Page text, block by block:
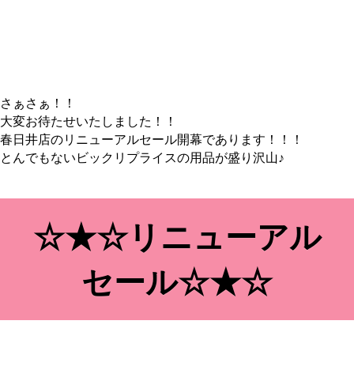
さぁさぁ！！
大変お待たせいたしました！！
春日井店のリニューアルセール開幕であります！！！
とんでもないビックリプライスの用品が盛り沢山♪
☆★☆リニューアル
セール☆★☆